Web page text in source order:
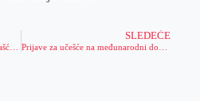
Uhapšen D. D. (2002) zbog neovlašćene proizvodnje i stavljanja u promet opojnih droga
SLEDEĆE